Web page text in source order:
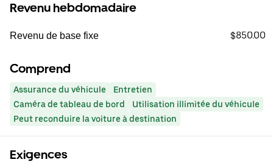
Revenu hebdomadaire
Revenu de base fixe $850.00
Comprend
Assurance du véhicule
Entretien
Caméra de tableau de bord
Utilisation illimitée du véhicule
Peut reconduire la voiture à destination
Exigences